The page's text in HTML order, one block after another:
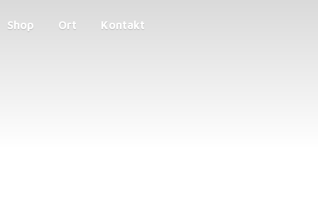
Shop Ort Kontakt